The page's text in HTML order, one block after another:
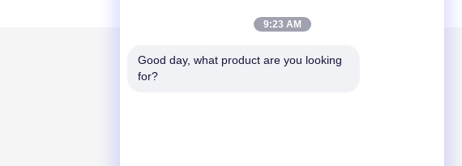
Mail nous
9:23 AM
Good day, what product are you looking
for?